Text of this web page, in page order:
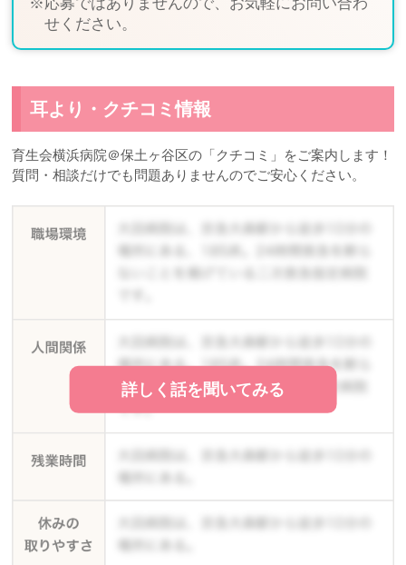
せください。
耳より・クチコミ情報
育生会横浜病院＠保土ヶ谷区の「クチコミ」をご案内します！
質問・相談だけでも問題ありませんのでご安心ください。
詳しく話を聞いてみる